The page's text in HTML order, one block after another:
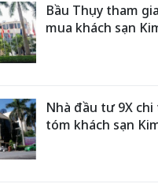
Bầu Thụy tham
mua khách sạn
Nhà đầu tư 9X
tóm khách sạn